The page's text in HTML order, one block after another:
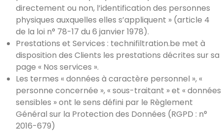
directement ou non, l’identification des personnes
physiques auxquelles elles s’appliquent » (article 4
de la loi n° 78-17 du 6 janvier 1978).
Prestations et Services : technifiltration.be met à
disposition des Clients les prestations décrites sur sa
page « Nos services ».
Les termes « données à caractère personnel », «
personne concernée », « sous-traitant » et « données
sensibles » ont le sens défini par le Règlement
Général sur la Protection des Données (RGPD : n°
2016-679)